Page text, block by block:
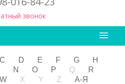
звонок
C D E F G
H
N O P Q
R
W X Y Z А-Я